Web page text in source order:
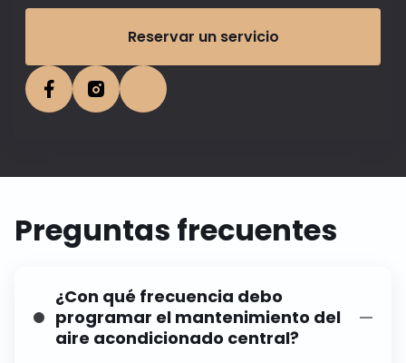
Reservar un servicio
Preguntas frecuentes
¿Con qué frecuencia debo
programar el mantenimiento del
aire acondicionado central?